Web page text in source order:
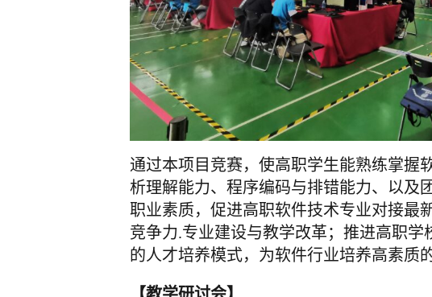
通过本项目竞赛，使高职学生能熟练掌握
析理解能力、程序编码与排错能力、以及
职业素质，促进高职软件技术专业对接最
竞争力.专业建设与教学改革；推进高职
的人才培养模式，为软件行业培养高素质